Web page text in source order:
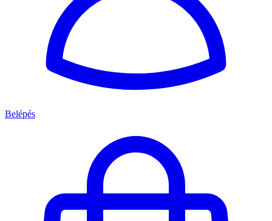
Belépés